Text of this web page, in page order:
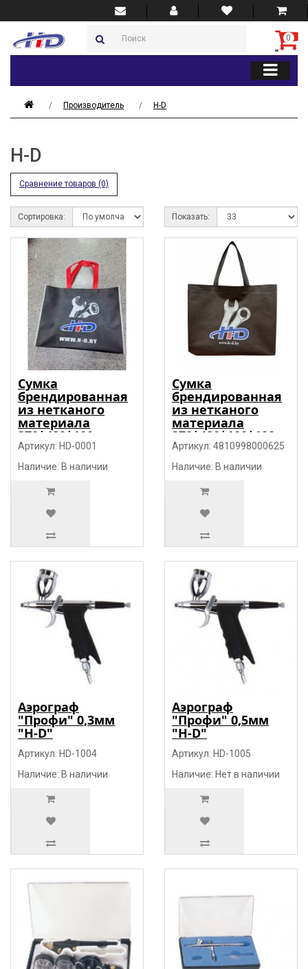
0
Производитель H-D
H-D
Сравнение товаров (0)
Сортировка: Показать:
Сумка
брендированная
из нетканого
материала
370*480*100 с
петлевой ручкой
"H-D"
Артикул: HD-0001
Наличие: В наличии
Сумка
брендированная
из нетканого
материала
370*480*100*100 с
петлевой ручкой
"H-D"
Артикул: 4810998000625
Наличие: В наличии
Аэрограф
"Профи" 0,3мм
"H-D"
Артикул: HD-1004
Наличие: В наличии
Аэрограф
"Профи" 0,5мм
"H-D"
Артикул: HD-1005
Наличие: Нет в наличии